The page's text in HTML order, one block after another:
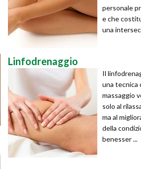
personale
e che
una
Linfodrenaggio
Il
una tecnica
massaggio
solo al
ma al
della
benesser ...